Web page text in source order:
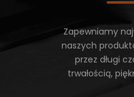
Zapewniamy
naszych
przez długi
trwałością,